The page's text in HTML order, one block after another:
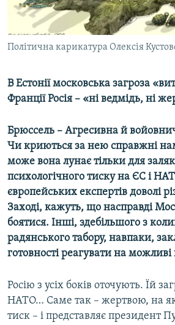
УКРАЇНСЬКА ПРОБЛЕМА КРИМУ
ІНФОГРАФІКА
ДОЛУЧАЙСЯ!
Усі сайти RFE/RL
Політична карикатура Олексія
В Естонії московська загроза
Франції Росія – «ні ведмідь, ні
Брюссель – Агресивна й
Чи криються за нею справжні
може вона лунає тільки для
психологічного тиску на ЄС і
європейських експертів доволі
Заході, кажуть, що насправді
боятися. Інші, здебільшого з
радянського табору, навпаки,
готовності реагувати на можливі
Росію з усіх боків оточують. Їй
НАТО… Саме так – жертвою, на
тиск – і представляє президент